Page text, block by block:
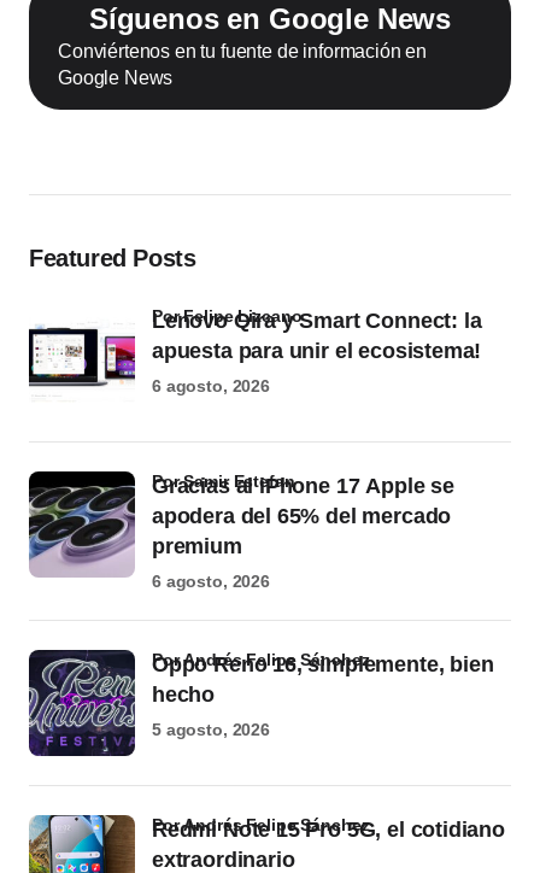
Síguenos en Google News
Conviértenos en tu fuente de información en
Google News
Featured Posts
Lenovo Qira y Smart Connect: la
apuesta para unir el ecosistema!
por Felipe Lizcano
6 agosto, 2026
Gracias al iPhone 17 Apple se
apodera del 65% del mercado
premium
por Samir Estefan
6 agosto, 2026
Oppo Reno 16, simplemente, bien
hecho
por Andrés Felipe Sánchez
5 agosto, 2026
Redmi Note 15 Pro 5G, el cotidiano
extraordinario
por Andrés Felipe Sánchez